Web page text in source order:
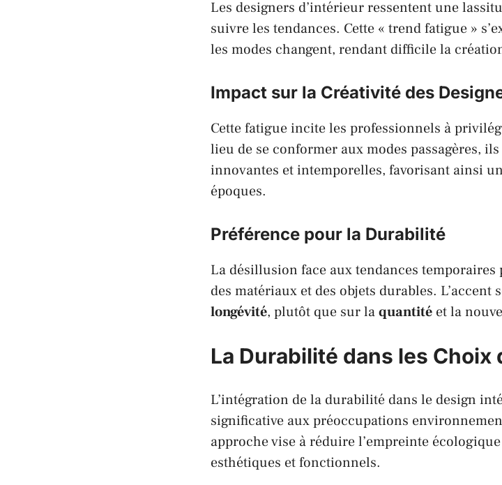
Les designers d’intérieur ressentent une
suivre les tendances. Cette « trend fatigue »
les modes changent, rendant difficile la
Impact sur la Créativité des
Cette fatigue incite les professionnels à
lieu de se conformer aux modes passagères,
innovantes et intemporelles, favorisant ainsi
époques.
Préférence pour la Durabilité
La désillusion face aux tendances
des matériaux et des objets durables. L’accent
longévité, plutôt que sur laquantité et la
La Durabilité dans les Choix
L’intégration de la durabilité dans le design
significative aux préoccupations
approche vise à réduire l’empreinte
esthétiques et fonctionnels.